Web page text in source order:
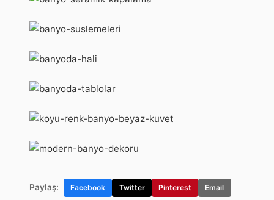
Paylaş: Facebook Twitter Pinterest Email